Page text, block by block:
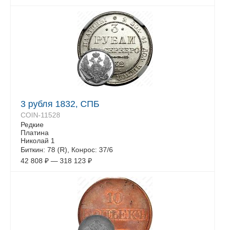
3 рубля 1832, СПБ
COIN-11528
Редкие
Платина
Николай 1
Биткин: 78 (R), Конрос: 37/6
42 808 ₽ — 318 123 ₽